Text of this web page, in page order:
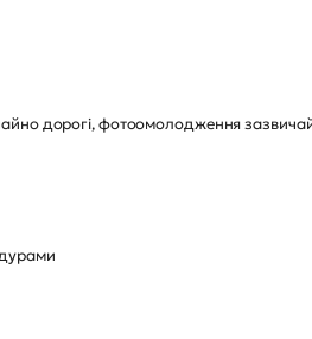
дорогі, фотоомолодження